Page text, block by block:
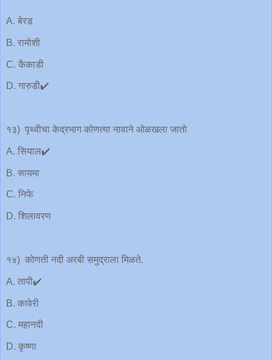
A. बेरड
B. रामोशी
C. कैकाडी
D. गारुडी✔️
१३) पृथ्वीचा केद्रभाग कोणत्या नावाने ओळखला जातो
A. सियाल✔️
B. सायमा
C. निफे
D. शिलावरण
१४) कोणती नदी अरबी समुद्राला मिळते.
A. तापी✔️
B. कावेरी
C. महानदी
D. कृष्णा